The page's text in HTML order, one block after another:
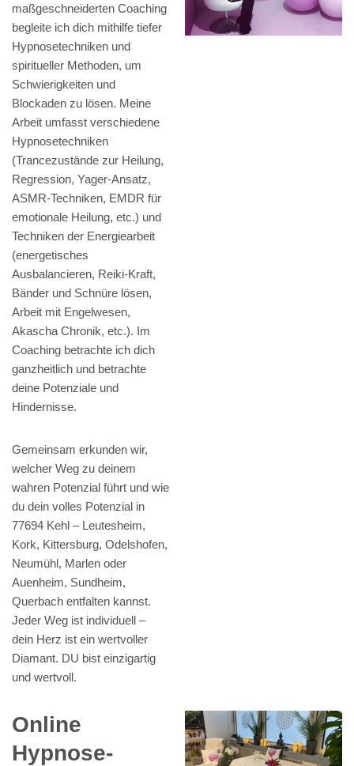
maßgeschneiderten Coaching
begleite ich dich mithilfe tiefer
Hypnosetechniken und
spiritueller Methoden, um
Schwierigkeiten und
Blockaden zu lösen. Meine
Arbeit umfasst verschiedene
Hypnosetechniken
(Trancezustände zur Heilung,
Regression, Yager-Ansatz,
ASMR-Techniken, EMDR für
emotionale Heilung, etc.) und
Techniken der Energiearbeit
(energetisches
Ausbalancieren, Reiki-Kraft,
Bänder und Schnüre lösen,
Arbeit mit Engelwesen,
Akascha Chronik, etc.). Im
Coaching betrachte ich dich
ganzheitlich und betrachte
deine Potenziale und
Hindernisse.
Gemeinsam erkunden wir,
welcher Weg zu deinem
wahren Potenzial führt und wie
du dein volles Potenzial in
77694 Kehl – Leutesheim,
Kork, Kittersburg, Odelshofen,
Neumühl, Marlen oder
Auenheim, Sundheim,
Querbach entfalten kannst.
Jeder Weg ist individuell –
dein Herz ist ein wertvoller
Diamant. DU bist einzigartig
und wertvoll.
Online
Hypnose-